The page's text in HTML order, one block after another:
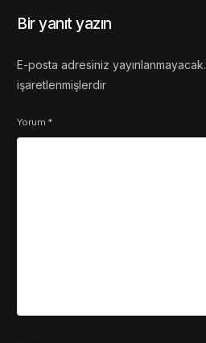
Bir yanıt yazın
E-posta adresiniz yayınlanmayacak.
işaretlenmişlerdir
Yorum*